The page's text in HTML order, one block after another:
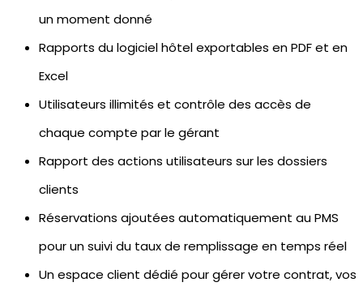
un moment donné
Rapports du logiciel hôtel exportables en PDF et en
Excel
Utilisateurs illimités et contrôle des accès de
chaque compte par le gérant
Rapport des actions utilisateurs sur les dossiers
clients
Réservations ajoutées automatiquement au PMS
pour un suivi du taux de remplissage en temps réel
Un espace client dédié pour gérer votre contrat, vos